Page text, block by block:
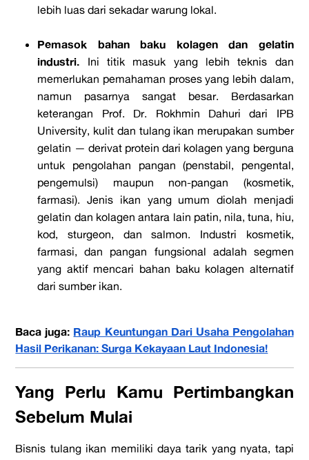
lebih luas dari sekadar warung lokal.
Pemasok bahan baku kolagen dan gelatin
industri. Ini titik masuk yang lebih teknis dan
memerlukan pemahaman proses yang lebih dalam,
namun pasarnya sangat besar. Berdasarkan
keterangan Prof. Dr. Rokhmin Dahuri dari IPB
University, kulit dan tulang ikan merupakan sumber
gelatin — derivat protein dari kolagen yang berguna
untuk pengolahan pangan (penstabil, pengental,
pengemulsi) maupun non-pangan (kosmetik,
farmasi). Jenis ikan yang umum diolah menjadi
gelatin dan kolagen antara lain patin, nila, tuna, hiu,
kod, sturgeon, dan salmon. Industri kosmetik,
farmasi, dan pangan fungsional adalah segmen
yang aktif mencari bahan baku kolagen alternatif
dari sumber ikan.
Baca juga: Raup Keuntungan Dari Usaha Pengolahan
Hasil Perikanan: Surga Kekayaan Laut Indonesia!
Yang Perlu Kamu Pertimbangkan
Sebelum Mulai
Bisnis tulang ikan memiliki daya tarik yang nyata, tapi